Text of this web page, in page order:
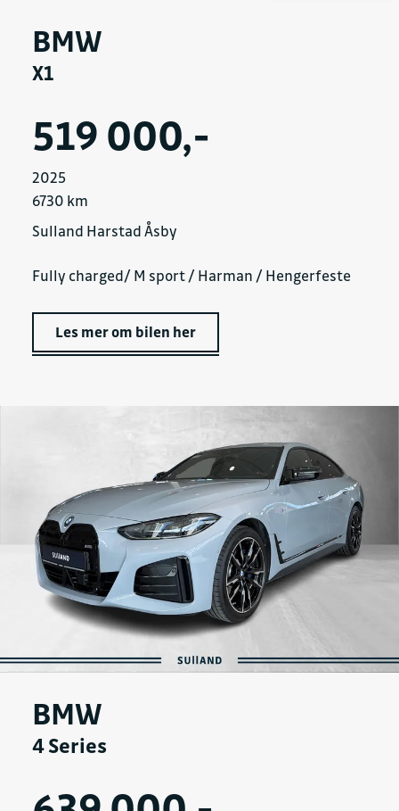
BMW
X1
519 000,-
2025
6730 km
Sulland Harstad Åsby
Fully charged/ M sport / Harman / Hengerfeste
Les mer om bilen her
BMW
4 Series